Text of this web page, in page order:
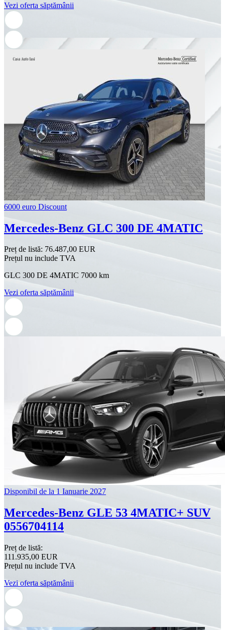
Vezi oferta săptămânii
6000 euro Discount
Mercedes-Benz GLC 300 DE 4MATIC
Preț de listă: 76.487,00 EUR
Prețul nu include TVA
GLC 300 DE 4MATIC 7000 km
Vezi oferta săptămânii
Disponibil de la 1 Ianuarie 2027
Mercedes-Benz GLE 53 4MATIC+ SUV
0556704114
Preț de listă:
111.935,00 EUR
Prețul nu include TVA
Vezi oferta săptămânii